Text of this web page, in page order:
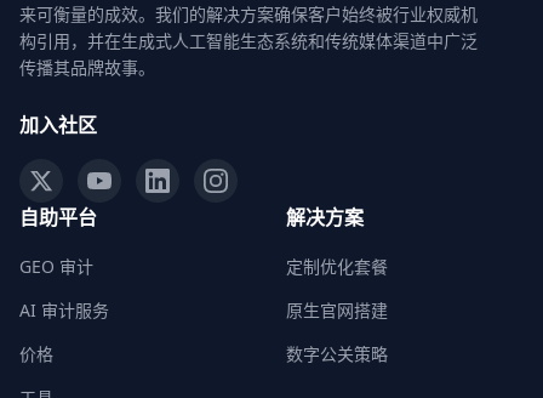
来可衡量的成效。我们的解决方案确保客户始终被行业权威机
构引用，并在生成式人工智能生态系统和传统媒体渠道中广泛
传播其品牌故事。
加入社区
自助平台
GEO 审计
AI 审计服务
价格
解决方案
定制优化套餐
原生官网搭建
数字公关策略